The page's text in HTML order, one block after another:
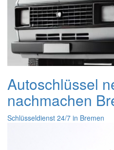
Autoschlüssel
nachmachen
Schlüsseldienst 24/7 in Bremen